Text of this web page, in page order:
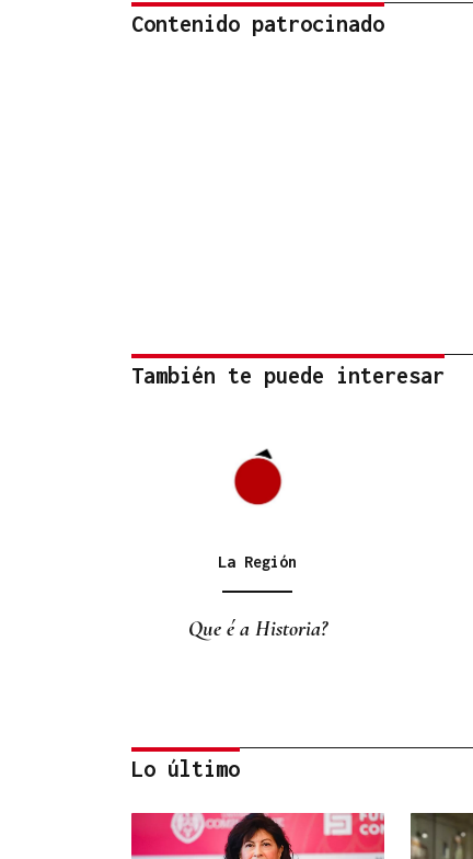
Contenido patrocinado
También te puede interesar
La Región
Que é a Historia?
La Región
Lo último